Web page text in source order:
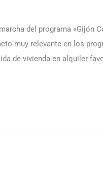
del programa «Gijón
muy relevante en los
de vivienda en alquiler